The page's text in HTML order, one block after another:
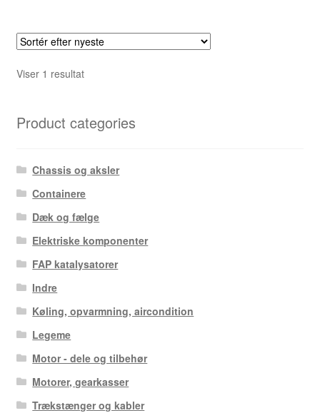
Viser 1 resultat
Product categories
Chassis og aksler
Containere
Dæk og fælge
Elektriske komponenter
FAP katalysatorer
Indre
Køling, opvarmning, aircondition
Legeme
Motor - dele og tilbehør
Motorer, gearkasser
Trækstænger og kabler